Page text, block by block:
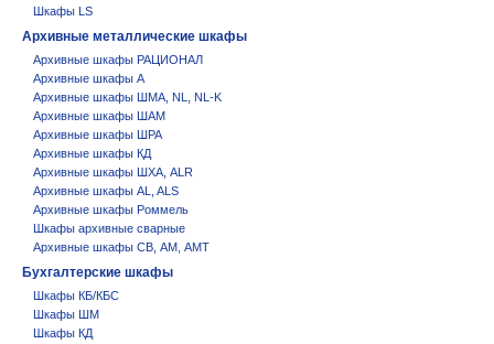
Шкафы LS
Архивные металлические шкафы
Архивные шкафы РАЦИОНАЛ
Архивные шкафы А
Архивные шкафы ШМА, NL, NL-K
Архивные шкафы ШАМ
Архивные шкафы ШРА
Архивные шкафы КД
Архивные шкафы ШХА, ALR
Архивные шкафы AL, ALS
Архивные шкафы Роммель
Шкафы архивные сварные
Архивные шкафы СВ, АМ, АМТ
Бухгалтерские шкафы
Шкафы КБ/КБС
Шкафы ШМ
Шкафы КД